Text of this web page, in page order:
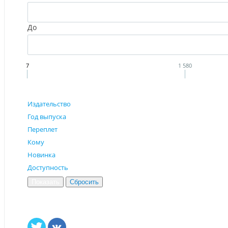
До
7 1 580
Издательство
Год выпуска
Переплет
Кому
Новинка
Доступность